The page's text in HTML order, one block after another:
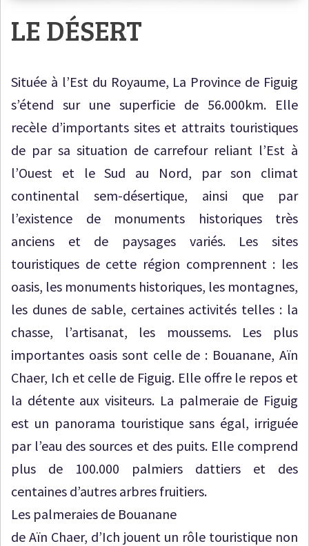
LE DÉSERT
Située à l’Est du Royaume, La Province de Figuig
s’étend sur une superficie de 56.000km. Elle
recèle d’importants sites et attraits touristiques
de par sa situation de carrefour reliant l’Est à
l’Ouest et le Sud au Nord, par son climat
continental sem-désertique, ainsi que par
l’existence de monuments historiques très
anciens et de paysages variés. Les sites
touristiques de cette région comprennent : les
oasis, les monuments historiques, les montagnes,
les dunes de sable, certaines activités telles : la
chasse, l’artisanat, les moussems. Les plus
importantes oasis sont celle de : Bouanane, Aïn
Chaer, Ich et celle de Figuig. Elle offre le repos et
la détente aux visiteurs. La palmeraie de Figuig
est un panorama touristique sans égal, irriguée
par l’eau des sources et des puits. Elle comprend
plus de 100.000 palmiers dattiers et des
centaines d’autres arbres fruitiers.
Les palmeraies de Bouanane
de Aïn Chaer, d’Ich jouent un rôle touristique non